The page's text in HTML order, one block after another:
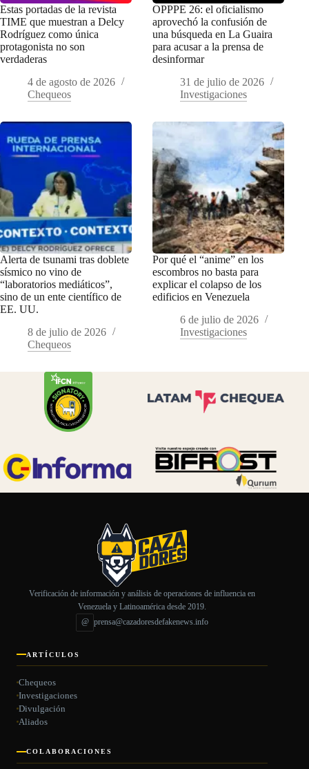
Estas portadas de la revista
TIME que muestran a Delcy
Rodríguez como única
protagonista no son
verdaderas
4 de agosto de 2026
Chequeos
OPPPE 26: el oficialismo
aprovechó la confusión de
una búsqueda en La Guaira
para acusar a la prensa de
desinformar
31 de julio de 2026
Investigaciones
Alerta de tsunami tras doblete
sísmico no vino de
“laboratorios mediáticos”,
sino de un ente científico de
EE. UU.
8 de julio de 2026
Chequeos
Por qué el “anime” en los
escombros no basta para
explicar el colapso de los
edificios en Venezuela
6 de julio de 2026
Investigaciones
Verificación de información y análisis de operaciones de influencia en
Venezuela y Latinoamérica desde 2019.
@ prensa@cazadoresdefakenews.info
ARTÍCULOS
Chequeos
Investigaciones
Divulgación
Aliados
COLABORACIONES